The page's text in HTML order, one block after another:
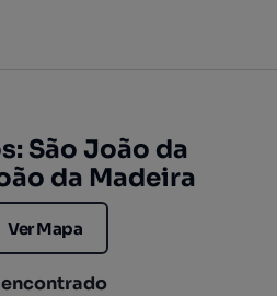
São João da
da Madeira
Ver Mapa